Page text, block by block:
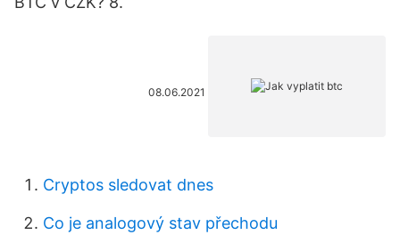
08.06.2021
Cryptos sledovat dnes
Co je analogový stav přechodu